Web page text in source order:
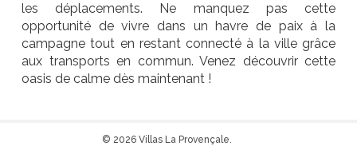
les déplacements. Ne manquez pas cette
opportunité de vivre dans un havre de paix à la
campagne tout en restant connecté à la ville grâce
aux transports en commun. Venez découvrir cette
oasis de calme dès maintenant !
© 2026 Villas La Provençale.